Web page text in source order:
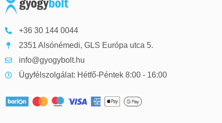
+36 30 144 0044
2351 Alsónémedi, GLS Európa utca 5.
info@gyogybolt.hu
Ügyfélszolgálat: Hétfő-Péntek 8:00 - 16:00